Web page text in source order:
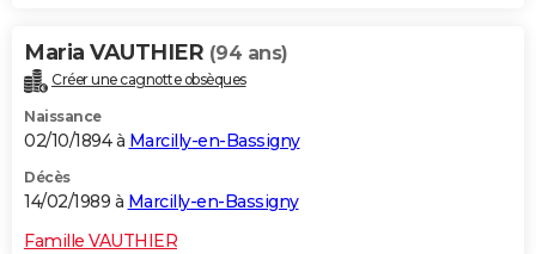
Maria VAUTHIER (94 ans)
Créer une cagnotte obsèques
Naissance
02/10/1894 à Marcilly-en-Bassigny
Décès
14/02/1989 à Marcilly-en-Bassigny
Famille VAUTHIER